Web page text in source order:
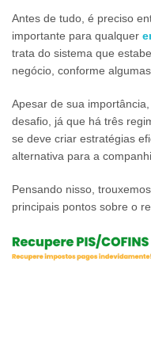
Antes de tudo, é preciso
importante para qualquer
trata do sistema que
negócio, conforme
Apesar de sua
desafio, já que há três
se deve criar estratégias
alternativa para a
Pensando nisso,
principais pontos sobre o